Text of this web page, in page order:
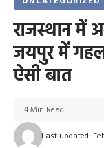
राजस्थान में
जयपुर में
ऐसी बात
Last updated:
4 Min Read